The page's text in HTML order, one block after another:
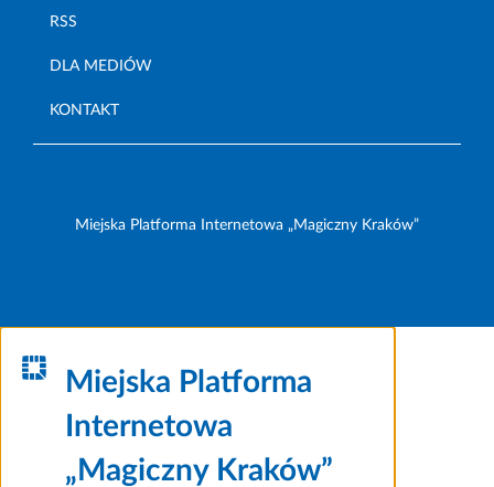
RSS
DLA MEDIÓW
KONTAKT
Miejska Platforma Internetowa „Magiczny Kraków”
Miejska Platforma
Internetowa
„Magiczny Kraków”